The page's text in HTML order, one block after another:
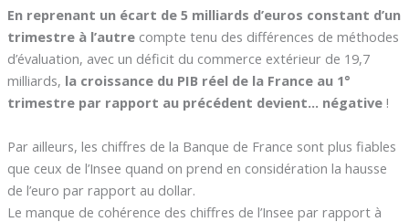
En reprenant un écart de 5 milliards d’euros constant d’un
trimestre à l’autre compte tenu des différences de méthodes
d’évaluation, avec un déficit du commerce extérieur de 19,7
milliards, la croissance du PIB réel de la France au 1°
trimestre par rapport au précédent devient… négative !
Par ailleurs, les chiffres de la Banque de France sont plus fiables
que ceux de l’Insee quand on prend en considération la hausse
de l’euro par rapport au dollar.
Le manque de cohérence des chiffres de l’Insee par rapport à